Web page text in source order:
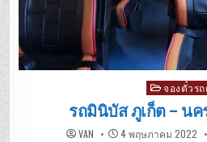
Posted
in
จองตั๋วร
รถมินิบัส ภูเก็ต – น
VAN 4 พฤษภาคม 2022